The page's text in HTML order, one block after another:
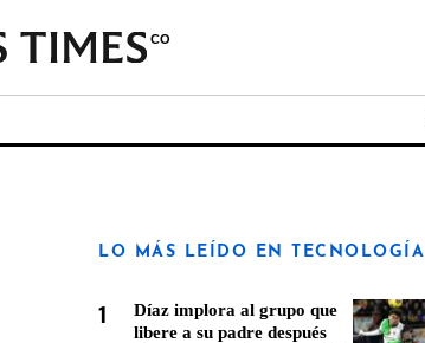
CO
LO MÁS LEÍDO EN TECNOLOGÍA
1
Díaz implora al grupo que
libere a su padre después